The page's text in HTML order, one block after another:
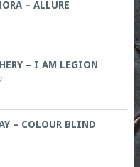
– ALLURE
– I AM LEGION
– COLOUR BLIND